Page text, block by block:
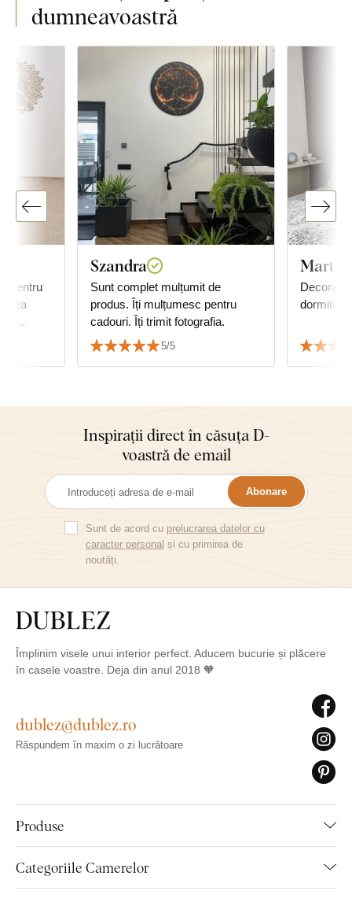
dumneavoastră
pentru
Szandra
Sunt complet mulțumit de
produs. Îți mulțumesc pentru
cadouri. Îți trimit fotografia.
5/5
Marta
Decorare
Inspirații direct în căsuța D-
voastră de email
Abonare
Sunt de acord cu prelucrarea datelor cu
caracter personal și cu primirea de
noutăți.
Împlinim visele unui interior perfect. Aducem bucurie și plăcere
în casele voastre. Deja din anul 2018 🧡
Produse
Categoriile Camerelor
dublez@dublez.ro
Răspundem în maxim o zi lucrătoare